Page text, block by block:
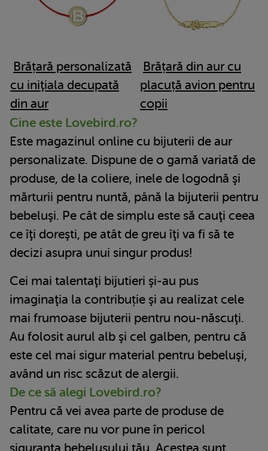
Brățară personalizată
cu iniţiala decupată
din aur
Brățară din aur cu
placuță avion pentru
copii
Cine este Lovebird.ro?
Este magazinul online cu bijuterii de aur
personalizate. Dispune de o gamă variată de
produse, de la coliere, inele de logodnă şi
mărturii pentru nuntă, până la bijuterii pentru
bebeluşi. Pe cât de simplu este să cauţi ceea
ce îţi doreşti, pe atât de greu îţi va fi să te
decizi asupra unui singur produs!
Cei mai talentaţi bijutieri şi-au pus
imaginaţia la contribuție şi au realizat cele
mai frumoase bijuterii pentru nou-născuţi.
Au folosit aurul alb şi cel galben, pentru că
este cel mai sigur material pentru bebeluşi,
având un risc scăzut de alergii.
De ce să alegi Lovebird.ro?
Pentru că vei avea parte de produse de
calitate, care nu vor pune în pericol
siguranţa bebeluşului tău. Acestea sunt